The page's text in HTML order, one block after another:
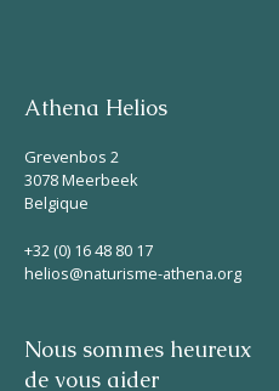
Athena Helios
Grevenbos 2
3078 Meerbeek
Belgique
+32 (0) 16 48 80 17
helios@naturisme-athena.org
Nous sommes heureux
de vous aider